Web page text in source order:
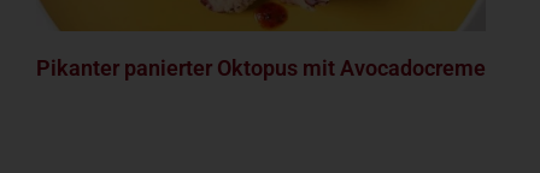
Pikanter panierter Oktopus mit Avocadocreme